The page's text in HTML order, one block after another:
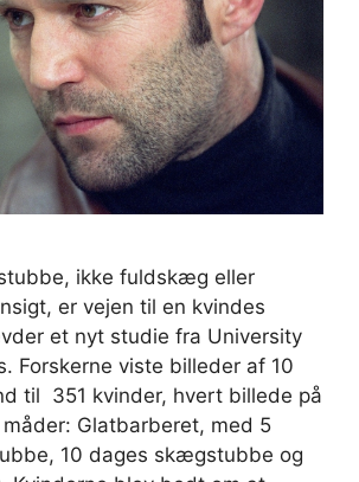
ikke fuldskæg eller
er vejen til en kvindes
et nyt studie fra University
Forskerne viste billeder af 10
til 351 kvinder, hvert billede på
Glatbarberet, med 5
10 dages skægstubbe og